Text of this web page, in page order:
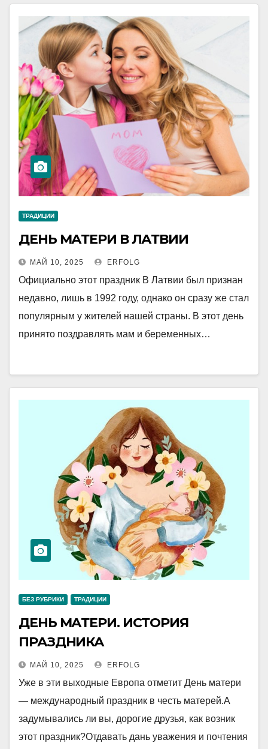
ТРАДИЦИИ
ДЕНЬ МАТЕРИ В ЛАТВИИ
МАЙ 10, 2025 ERFOLG
Официально этот праздник В Латвии был признан
недавно, лишь в 1992 году, однако он сразу же стал
популярным у жителей нашей страны. В этот день
принято поздравлять мам и беременных…
БЕЗ РУБРИКИ ТРАДИЦИИ
ДЕНЬ МАТЕРИ. ИСТОРИЯ
ПРАЗДНИКА
МАЙ 10, 2025 ERFOLG
Уже в эти выходные Европа отметит День матери
— международный праздник в честь матерей.А
задумывались ли вы, дорогие друзья, как возник
этот праздник?Отдавать дань уважения и почтения